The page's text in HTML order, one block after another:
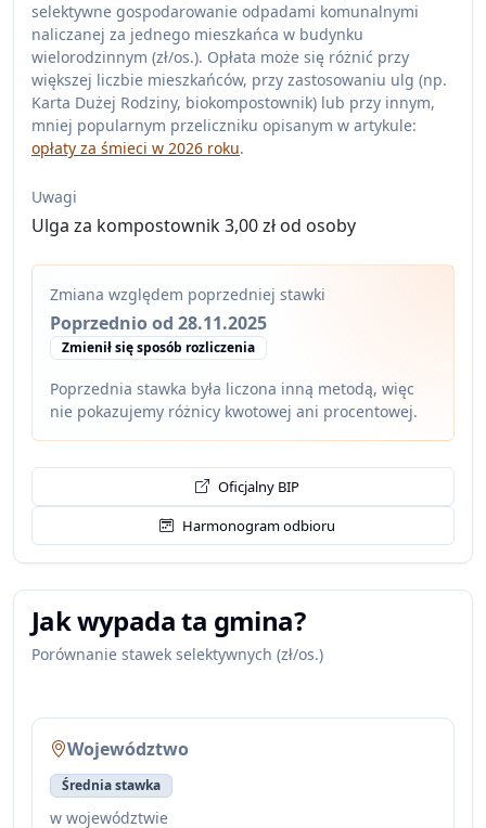
selektywne gospodarowanie odpadami komunalnymi
naliczanej za jednego mieszkańca w budynku
wielorodzinnym (zł/os.). Opłata może się różnić przy
większej liczbie mieszkańców, przy zastosowaniu ulg (np.
Karta Dużej Rodziny, biokompostownik) lub przy innym,
mniej popularnym przeliczniku opisanym w artykule:
opłaty za śmieci w 2026 roku.
Uwagi
Ulga za kompostownik 3,00 zł od osoby
Zmiana względem poprzedniej stawki
Poprzednio od 28.11.2025
Zmienił się sposób rozliczenia
Poprzednia stawka była liczona inną metodą, więc
nie pokazujemy różnicy kwotowej ani procentowej.
Oficjalny BIP
Harmonogram odbioru
Jak wypada ta gmina?
Porównanie stawek selektywnych (zł/os.)
Województwo
Średnia stawka
w województwie